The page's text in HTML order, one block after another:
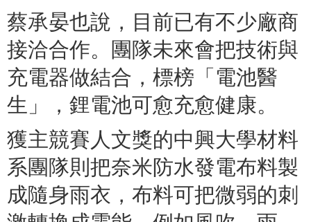
蔡承晏也說，目前已有不少廠商
接洽合作。團隊未來會把技術與
充電器做結合，標榜「電池醫
生」，鋰電池可愈充愈健康。
獲主競賽人文獎的中興大學材料
系團隊則把奈米防水發電布料製
成隨身雨衣，布料可把微弱的刺